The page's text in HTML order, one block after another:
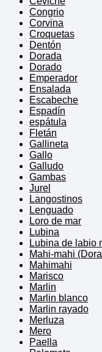
Congrio
Corvina
Croquetas
Dentón
Dorada
Dorado
Emperador
Ensalada
Escabeche
Espadín
espátula
Fletán
Gallineta
Gallo
Galludo
Gambas
Jurel
Langostinos
Lenguado
Loro de mar
Lubina
Lubina de labio
Mahi-mahi
Mahimahi
Marisco
Marlin
Marlin blanco
Marlin rayado
Merluza
Mero
Paella